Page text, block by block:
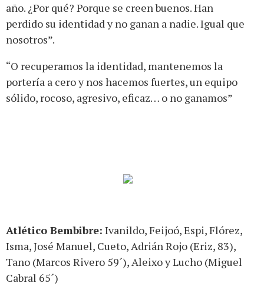
año. ¿Por qué? Porque se creen buenos. Han
perdido su identidad y no ganan a nadie. Igual que
nosotros”.
“O recuperamos la identidad, mantenemos la
portería a cero y nos hacemos fuertes, un equipo
sólido, rocoso, agresivo, eficaz… o no ganamos”
Atlético Bembibre: Ivanildo, Feijoó, Espi, Flórez,
Isma, José Manuel, Cueto, Adrián Rojo (Eriz, 83),
Tano (Marcos Rivero 59´), Aleixo y Lucho (Miguel
Cabral 65´)